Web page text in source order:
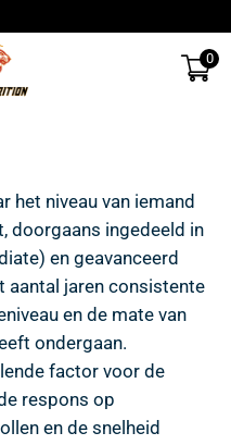
0
het niveau van iemand
doorgaans ingedeeld in
en geavanceerd
aantal jaren consistente
en de mate van
ondergaan.
factor voor de
respons op
en de snelheid